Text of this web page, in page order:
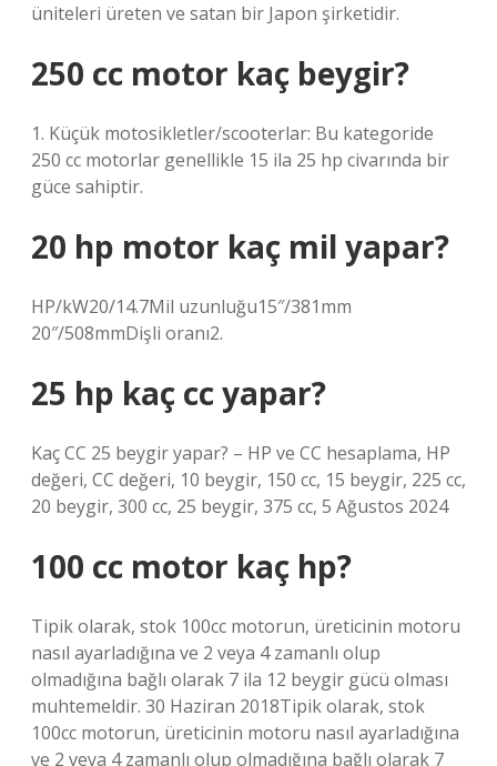
üniteleri üreten ve satan bir Japon şirketidir.
250 cc motor kaç beygir?
1. Küçük motosikletler/scooterlar: Bu kategoride
250 cc motorlar genellikle 15 ila 25 hp civarında bir
güce sahiptir.
20 hp motor kaç mil yapar?
HP/kW20/14.7Mil uzunluğu15″/381mm
20″/508mmDişli oranı2.
25 hp kaç cc yapar?
Kaç CC 25 beygir yapar? – HP ve CC hesaplama, HP
değeri, CC değeri, 10 beygir, 150 cc, 15 beygir, 225 cc,
20 beygir, 300 cc, 25 beygir, 375 cc, 5 Ağustos 2024
100 cc motor kaç hp?
Tipik olarak, stok 100cc motorun, üreticinin motoru
nasıl ayarladığına ve 2 veya 4 zamanlı olup
olmadığına bağlı olarak 7 ila 12 beygir gücü olması
muhtemeldir. 30 Haziran 2018Tipik olarak, stok
100cc motorun, üreticinin motoru nasıl ayarladığına
ve 2 veya 4 zamanlı olup olmadığına bağlı olarak 7